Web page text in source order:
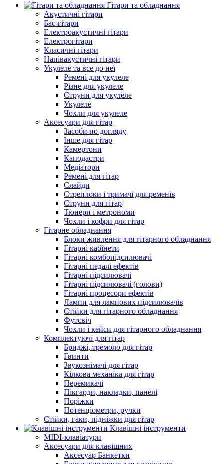
Гітари та обладнання
Акустичні гітари
Бас-гітари
Електроакустичні гітари
Електрогітари
Класичні гітари
Напівакустичні гітари
Укулеле та все до неї
Ремені для укулеле
Різне для укулеле
Струни для укулеле
Укулеле
Чохли для укулеле
Аксесуари для гітар
Засоби по догляду
Інше для гітар
Камертони
Каподастри
Медіатори
Ремені для гітар
Слайди
Стреплоки і тримачі для ременів
Струни для гітар
Тюнери і метрономи
Чохли і кофри для гітар
Гітарне обладнання
Блоки живлення для гітарного обладнання
Гітарні кабінети
Гітарні комбопідсилювачі
Гітарні педалі ефектів
Гітарні підсилювачі
Гітарні підсилювачі (голови)
Гітарні процесори ефектів
Лампи для лампових підсилювачів
Стійки для гітарного обладнання
Футсвіч
Чохли і кейси для гітарного обладнання
Комплектуючі для гітар
Бриджі, тремоло для гітар
Гвинти
Звукознімачі для гітар
Кілкова механіка для гітар
Перемикачі
Пікгарди, накладки, панелі
Поріжки
Потенціометри, ручки
Стійки, гаки, підніжки для гітар
Клавішні інструменти
MIDI-клавіатури
Аксесуари для клавішних
Аксесуар Банкетки